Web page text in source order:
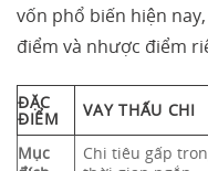
vốn phổ biến hiện
điểm và nhược điểm
ĐẶC
ĐIỂM VAY THẤU CHI
Mục
Chi tiêu gấp